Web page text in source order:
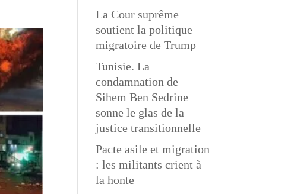
La Cour suprême
soutient la politique
migratoire de Trump
Tunisie. La
condamnation de
Sihem Ben Sedrine
sonne le glas de la
justice transitionnelle
Pacte asile et migration
: les militants crient à
la honte